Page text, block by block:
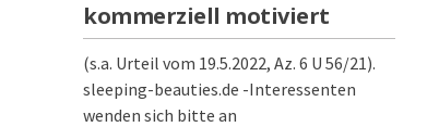
kommerziell motiviert
(s.a. Urteil vom 19.5.2022, Az. 6 U 56/21).
sleeping-beauties.de -Interessenten
wenden sich bitte an